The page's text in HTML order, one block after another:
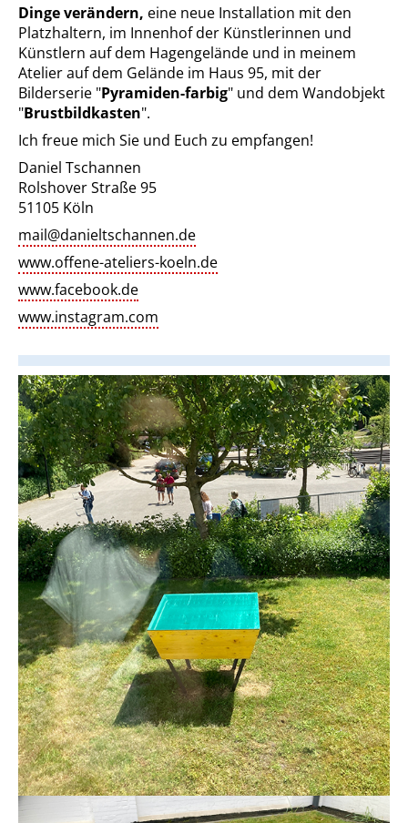
Dinge verändern, eine neue Installation mit den
Platzhaltern, im Innenhof der Künstlerinnen und
Künstlern auf dem Hagengelände und in meinem
Atelier auf dem Gelände im Haus 95, mit der
Bilderserie "Pyramiden-farbig" und dem Wandobjekt
"Brustbildkasten".
Ich freue mich Sie und Euch zu empfangen!
Daniel Tschannen
Rolshover Straße 95
51105 Köln
mail@danieltschannen.de
www.offene-ateliers-koeln.de
www.facebook.de
www.instagram.com